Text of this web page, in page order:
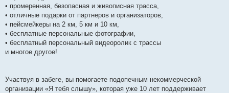
• промеренная, безопасная и живописная трасса,
• отличные подарки от партнеров и организаторов,
• пейсмейкеры на 2 км, 5 км и 10 км,
• бесплатные персональные фотографии,
• бесплатный персональный видеоролик с трассы
и многое другое!
Участвуя в забеге, вы помогаете подопечным некоммерческой
организации «Я тебя слышу», которая уже 10 лет поддерживает